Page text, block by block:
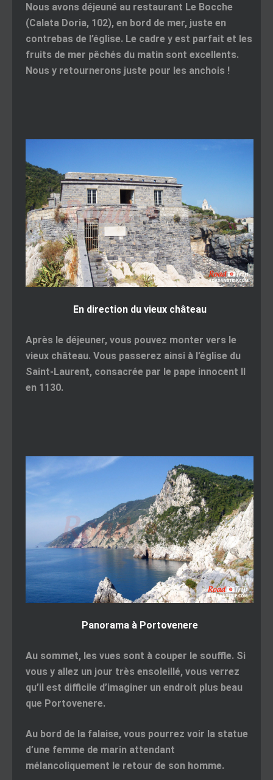
Nous avons déjeuné au restaurant Le Bocche
(Calata Doria, 102), en bord de mer, juste en
contrebas de l’église. Le cadre y est parfait et les
fruits de mer pêchés du matin sont excellents.
Nous y retournerons juste pour les anchois !
En direction du vieux château
Après le déjeuner, vous pouvez monter vers le
vieux château. Vous passerez ainsi à l’église du
Saint-Laurent, consacrée par le pape innocent II
en 1130.
Panorama à Portovenere
Au sommet, les vues sont à couper le souffle. Si
vous y allez un jour très ensoleillé, vous verrez
qu’il est difficile d’imaginer un endroit plus beau
que Portovenere.
Au bord de la falaise, vous pourrez voir la statue
d’une femme de marin attendant
mélancoliquement le retour de son homme.